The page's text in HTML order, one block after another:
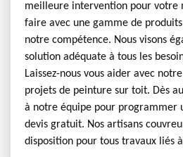
meilleure intervention pour votre
faire avec une gamme de
notre compétence. Nous visons
solution adéquate à tous les
Laissez-nous vous aider avec
projets de peinture sur toit. Dès
à notre équipe pour programmer
devis gratuit. Nos artisans
disposition pour tous travaux liés